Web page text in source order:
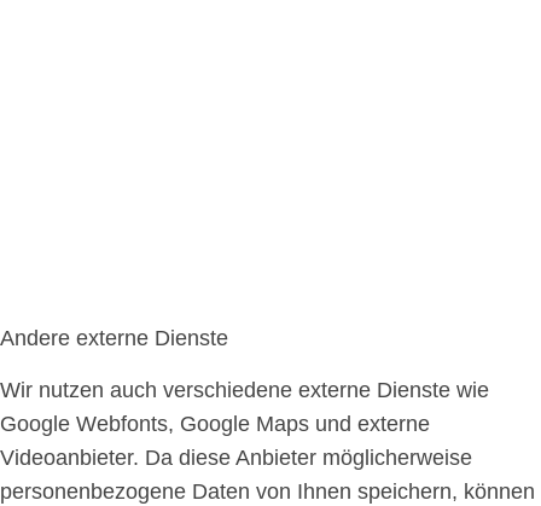
Andere externe Dienste
Wir nutzen auch verschiedene externe Dienste wie
Google Webfonts, Google Maps und externe
Videoanbieter. Da diese Anbieter möglicherweise
personenbezogene Daten von Ihnen speichern, können